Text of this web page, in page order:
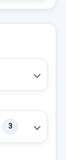
3